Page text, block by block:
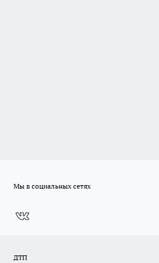
Мы в социальных сетях
ДТП